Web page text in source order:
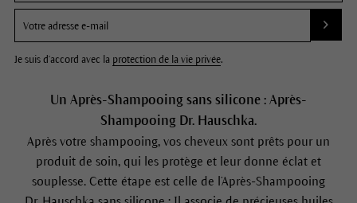
Un Après-Shampooing sans silicone : Après-
Shampooing Dr. Hauschka.
Après votre shampooing, vos cheveux sont prêts pour un
produit de soin, qui les protège et leur donne éclat et
souplesse. Cette étape est celle de l’Après-Shampooing
Je suis d'accord avec la protection de la vie privée.